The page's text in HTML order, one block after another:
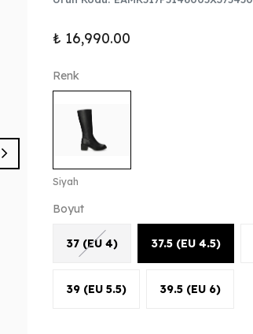
₺ 16,990.00
Renk
Siyah
Boyut
37 (EU 4) 37.5 (EU 4.5)
39 (EU 5.5) 39.5 (EU 6)